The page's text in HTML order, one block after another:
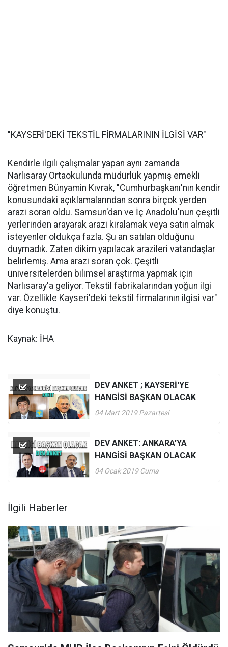
"KAYSERİ'DEKİ TEKSTİL FİRMALARININ İLGİSİ VAR"
Kendirle ilgili çalışmalar yapan aynı zamanda
Narlısaray Ortaokulunda müdürlük yapmış emekli
öğretmen Bünyamin Kıvrak, "Cumhurbaşkanı'nın kendir
konusundaki açıklamalarından sonra birçok yerden
arazi soran oldu. Samsun'dan ve İç Anadolu'nun çeşitli
yerlerinden arayarak arazi kiralamak veya satın almak
isteyenler oldukça fazla. Şu an satılan olduğunu
duymadık. Zaten dikim yapılacak arazileri vatandaşlar
belirlemiş. Ama arazi soran çok. Çeşitli
üniversitelerden bilimsel araştırma yapmak için
Narlısaray'a geliyor. Tekstil fabrikalarından yoğun ilgi
var. Özellikle Kayseri'deki tekstil firmalarının ilgisi var"
diye konuştu.
Kaynak: İHA
DEV ANKET ; KAYSERİ'YE
HANGİSİ BAŞKAN OLACAK
04 Mart 2019 Pazartesi
DEV ANKET: ANKARA'YA
HANGİSİ BAŞKAN OLACAK
04 Ocak 2019 Cuma
İlgili Haberler